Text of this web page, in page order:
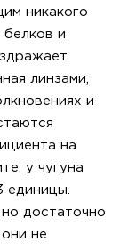
никакого
белков и
линзами,
и
на
у чугуна
единицы.
достаточно
не